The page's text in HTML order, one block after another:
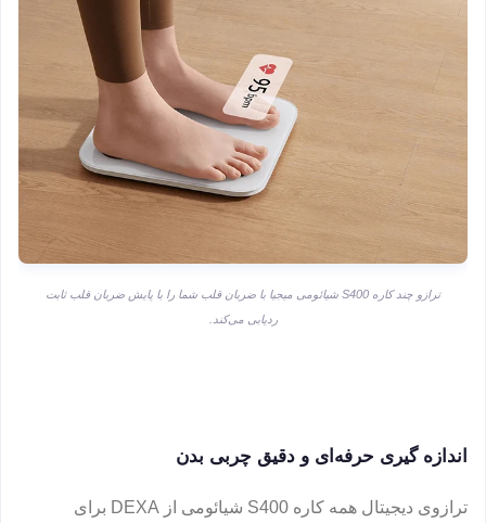
ترازو چند کاره S400 شیائومی میجیا با ضربان قلب شما را با پایش ضربان قلب ثابت
ردیابی می‌کند.
اندازه گیری حرفه‌ای و دقیق چربی بدن
ترازوی دیجیتال همه کاره S400 شیائومی از DEXA برای